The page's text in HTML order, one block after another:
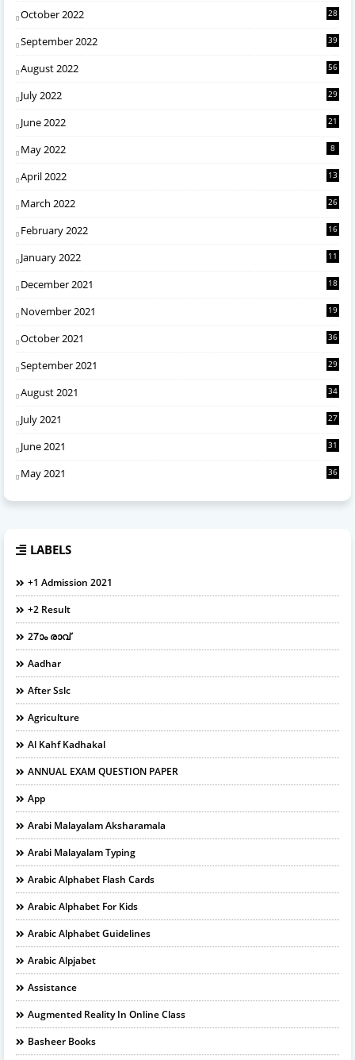
October 2022 28
September 2022 39
August 2022 56
July 2022 29
June 2022 21
May 2022 8
April 2022 13
March 2022 26
February 2022 16
January 2022 11
December 2021 18
November 2021 19
October 2021 36
September 2021 29
August 2021 34
July 2021 27
June 2021 31
May 2021 36
LABELS
+1 Admission 2021
+2 Result
27ാം രാവ്
Aadhar
After Sslc
Agriculture
Al Kahf Kadhakal
ANNUAL EXAM QUESTION PAPER
App
Arabi Malayalam Aksharamala
Arabi Malayalam Typing
Arabic Alphabet Flash Cards
Arabic Alphabet For Kids
Arabic Alphabet Guidelines
Arabic Alpjabet
Assistance
Augmented Reality In Online Class
Basheer Books